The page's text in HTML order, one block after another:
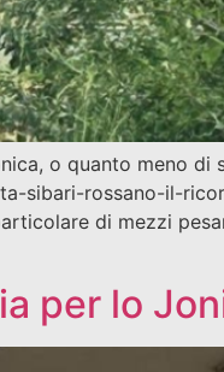
o quanto meno
sibari-rossano-il-
di mezzi
per lo